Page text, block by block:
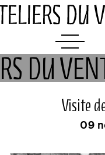
Skip
to
DU
Visite
09